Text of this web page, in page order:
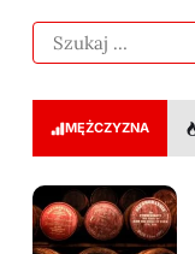
MĘŻCZYZNA